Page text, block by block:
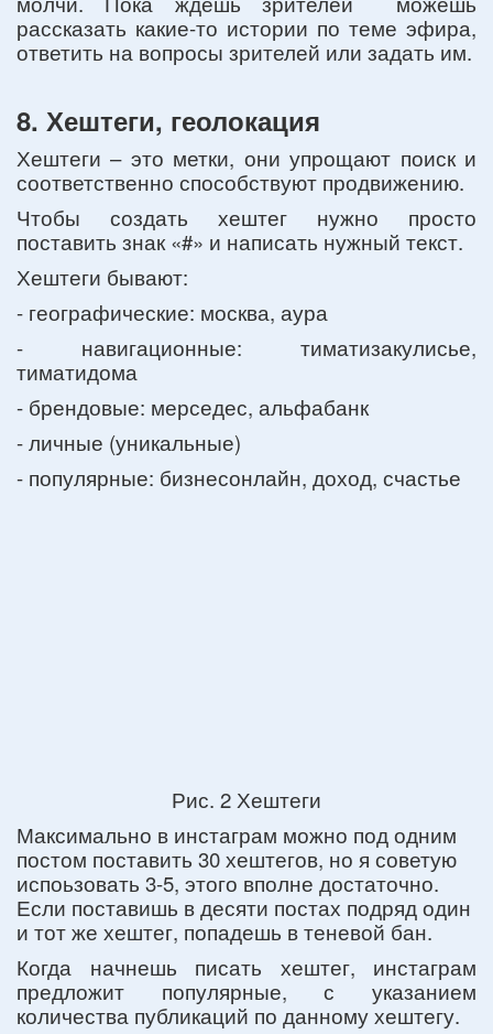
рассказать какие-то истории по теме эфира,
ответить на вопросы зрителей или задать им.
8. Хештеги, геолокация
Хештеги – это метки, они упрощают поиск и
соответственно способствуют продвижению.
Чтобы создать хештег нужно просто
поставить знак «#» и написать нужный текст.
Хештеги бывают:
- географические: москва, аура
- навигационные: тиматизакулисье,
тиматидома
- брендовые: мерседес, альфабанк
- личные (уникальные)
- популярные: бизнесонлайн, доход, счастье
Рис. 2 Хештеги
Максимально в инстаграм можно под одним
постом поставить 30 хештегов, но я советую
испоьзовать 3-5, этого вполне достаточно.
Если поставишь в десяти постах подряд один
и тот же хештег, попадешь в теневой бан.
Когда начнешь писать хештег, инстаграм
предложит популярные, с указанием
количества публикаций по данному хештегу.